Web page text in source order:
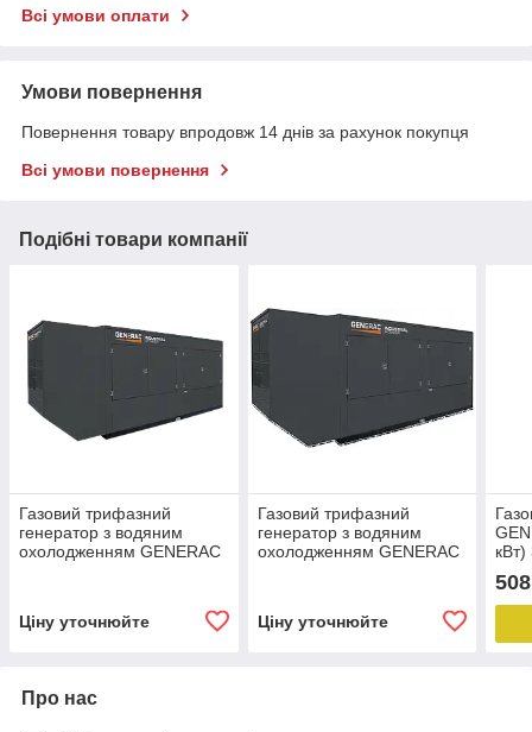
Всі умови оплати
Умови повернення
Повернення товару впродовж 14 днів за рахунок покупця
Всі умови повернення
Подібні товари компанії
Газовий трифазний
генератор з водяним
охолодженням GENERAC
Ціну уточнюйте
Газовий трифазний
генератор з водяним
охолодженням GENERAC
Ціну уточнюйте
Про нас